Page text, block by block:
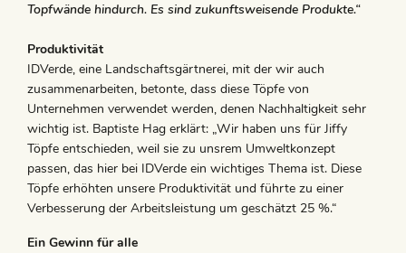
Topfwände hindurch. Es sind zukunftsweisende Produkte.“
Produktivität
IDVerde, eine Landschaftsgärtnerei, mit der wir auch
zusammenarbeiten, betonte, dass diese Töpfe von
Unternehmen verwendet werden, denen Nachhaltigkeit sehr
wichtig ist. Baptiste Hag erklärt: „Wir haben uns für Jiffy
Töpfe entschieden, weil sie zu unsrem Umweltkonzept
passen, das hier bei IDVerde ein wichtiges Thema ist. Diese
Töpfe erhöhten unsere Produktivität und führte zu einer
Verbesserung der Arbeitsleistung um geschätzt 25 %.“
Ein Gewinn für alle